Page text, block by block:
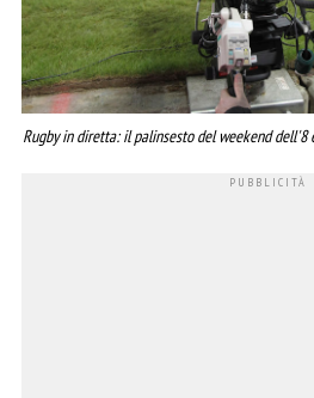
Rugby in diretta: il palinsesto del weekend dell'8